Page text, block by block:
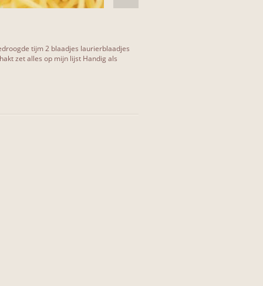
tijm 2 blaadjes laurierblaadjes
zet alles op mijn lijst Handig als